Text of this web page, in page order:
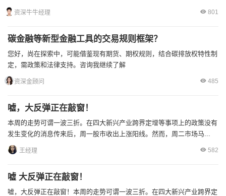
资深牛牛经理 801
碳金融等新型金融工具的交易规则框架？
您好，尚在探索中，可能借鉴现有期货、期权规则，结合碳排放权特性制
定，需政策和法律支持。咨询我继续了解
资深金顾问 485
嘘，大反弹正在敲窗！
本周的走势可谓一波三折。在四大新兴产业跨界定增等事项上的政策没有
发生变化的消息传来后，周一股市收出上涨阳线。然而，周二市场马...
王经理 582
嘘 大反弹正在敲窗！
嘘，大反弹正在敲窗！本周的走势可谓一波三折。在四大新兴产业跨界定